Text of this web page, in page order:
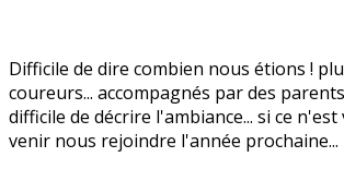
Difficile de dire combien nous étions !
coureurs... accompagnés par des
difficile de décrire l'ambiance... si ce
venir nous rejoindre l'année prochaine...